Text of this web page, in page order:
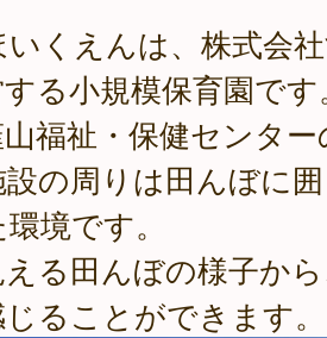
くえんは、株式会
る小規模保育園です
福祉・保健センタ
の周りは田んぼに
境です。
る田んぼの様子か
ることができます。